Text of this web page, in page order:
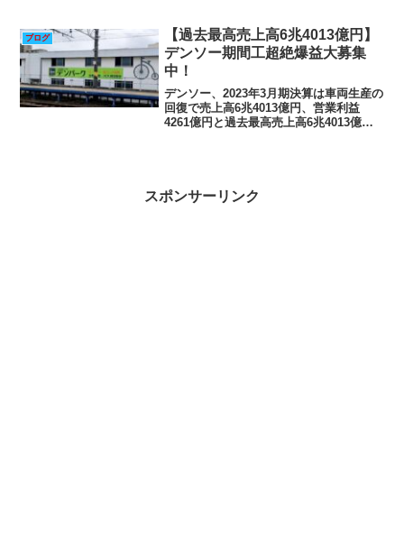
ブログ
【過去最高売上高6兆4013億円】
デンソー期間工超絶爆益大募集
中！
デンソー、2023年3月期決算は車両生産の
回復で売上高6兆4013億円、営業利益
4261億円と過去最高売上高6兆4013億
スポンサーリンク